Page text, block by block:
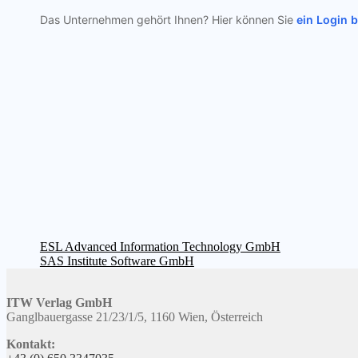
Das Unternehmen gehört Ihnen? Hier können Sie ein Login
Beitragsnavigation
Vorheriger
Beitrag:
ESL Advanced Information Technology GmbH
Nächster
SAS Institute Software GmbH
ITW Verlag GmbH
Ganglbauergasse 21/23/1/5, 1160 Wien, Österreich
Kontakt: